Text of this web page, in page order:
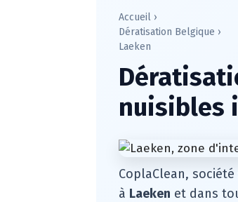
Accueil ›
Dératisation Belgique ›
Laeken
nuisibles
CoplaClean,
à Laeken et dans